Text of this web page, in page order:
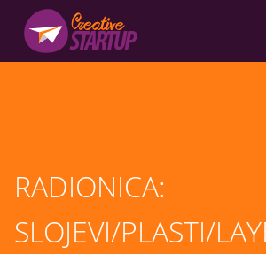
content
RADIONICA:
SLOJEVI/PLASTI/